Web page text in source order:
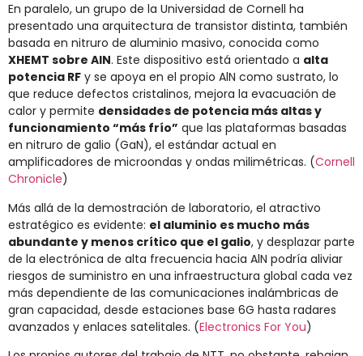
En paralelo, un grupo de la Universidad de Cornell ha
presentado una arquitectura de transistor distinta, también
basada en nitruro de aluminio masivo, conocida como
XHEMT sobre AlN. Este dispositivo está orientado a alta
potencia RF y se apoya en el propio AlN como sustrato, lo
que reduce defectos cristalinos, mejora la evacuación de
calor y permite densidades de potencia más altas y
funcionamiento “más frío” que las plataformas basadas
en nitruro de galio (GaN), el estándar actual en
amplificadores de microondas y ondas milimétricas. (Cornell
Chronicle)
Más allá de la demostración de laboratorio, el atractivo
estratégico es evidente: el aluminio es mucho más
abundante y menos crítico que el galio, y desplazar parte
de la electrónica de alta frecuencia hacia AlN podría aliviar
riesgos de suministro en una infraestructura global cada vez
más dependiente de las comunicaciones inalámbricas de
gran capacidad, desde estaciones base 6G hasta radares
avanzados y enlaces satelitales. (Electronics For You)